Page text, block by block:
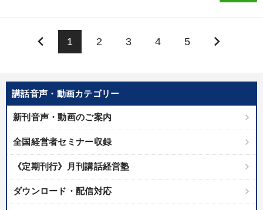
講話音声・動画カテゴリー
新刊音声・動画のご案内
全国経営者セミナー収録
《定期刊行》月刊講話経営塾
ダウンロード・配信対応
keyboard_arrow_left 1 2 3 4 5 keyboard_arrow_right